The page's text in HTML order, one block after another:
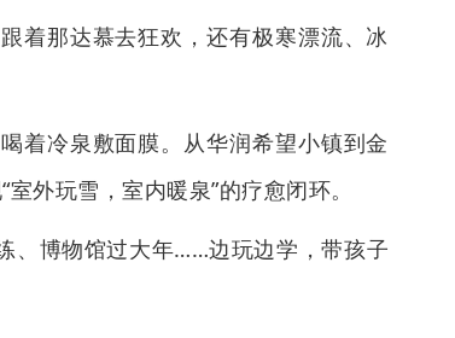
着那达慕去狂欢，还有极寒漂流、冰
着冷泉敷面膜。从华润希望小镇到金
外玩雪，室内暖泉”的疗愈闭环。
、博物馆过大年……边玩边学，带孩子